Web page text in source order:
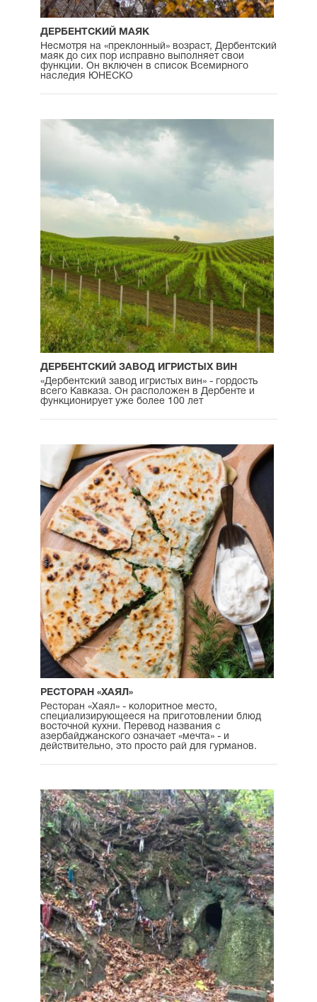
ДЕРБЕНТСКИЙ МАЯК
Несмотря на «преклонный» возраст, Дербентский
маяк до сих пор исправно выполняет свои
функции. Он включен в список Всемирного
наследия ЮНЕСКО
ДЕРБЕНТСКИЙ ЗАВОД ИГРИСТЫХ ВИН
«Дербентский завод игристых вин» - гордость
всего Кавказа. Он расположен в Дербенте и
функционирует уже более 100 лет
РЕСТОРАН «ХАЯЛ»
Ресторан «Хаял» - колоритное место,
специализирующееся на приготовлении блюд
восточной кухни. Перевод названия с
азербайджанского означает «мечта» - и
действительно, это просто рай для гурманов.